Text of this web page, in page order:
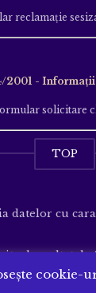
reclamație
2001 -
solicitare
TOP
datelor cu
dezvoltat de